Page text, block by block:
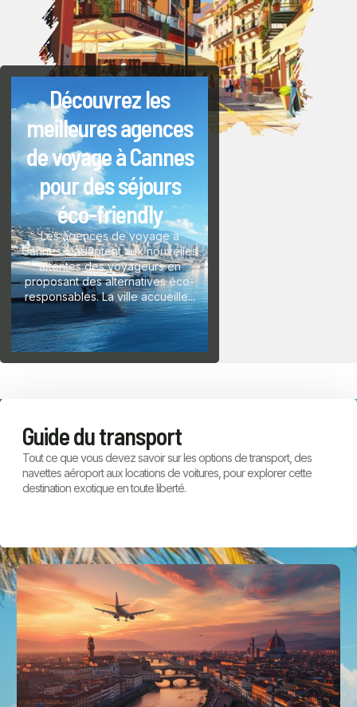
Découvrez les
meilleures agences
de voyage à Cannes
pour des séjours
éco-friendly
Les agences de voyage à
Cannes s'adaptent aux nouvelles
attentes des voyageurs en
proposant des alternatives éco-
responsables. La ville accueille...
Top Plages à
Croatie: Guide
Guide du transport
Tout ce que vous devez savoir sur les options de transport, des
navettes aéroport aux locations de voitures, pour explorer cette
destination exotique en toute liberté.